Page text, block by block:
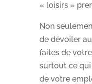
« loisirs »
Non
de dévoiler
faites de
surtout ce
de votre